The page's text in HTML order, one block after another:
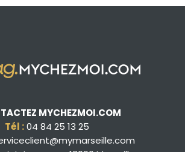
MYCHEZMOI.COM
Tél :04 84 25 13 25